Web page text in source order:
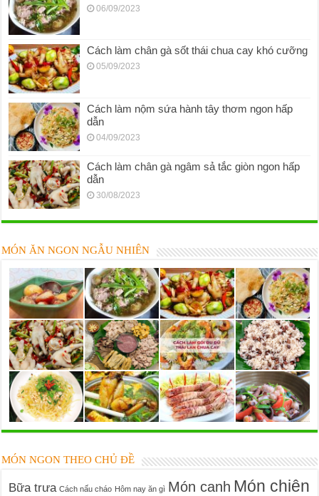
06/09/2023
Cách làm chân gà sốt thái chua cay khó cưỡng
05/09/2023
Cách làm nộm sứa hành tây thơm ngon hấp
dẫn
04/09/2023
Cách làm chân gà ngâm sả tắc giòn ngon hấp
dẫn
30/08/2023
MÓN ĂN NGON NGẪU NHIÊN
MÓN NGON THEO CHỦ ĐỀ
Bữa trưa Cách nấu cháo Hôm nay ăn gì Món canh Món chiên